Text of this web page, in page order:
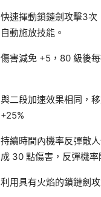
快速揮動鎖鏈劍攻擊3次
自動施放技能。
傷害減免 +5，80 級後
與二段加速效果相同，
+25%
持續時間內機率反彈敵
成 30 點傷害，反彈機率
利用具有火焰的鎖鏈劍